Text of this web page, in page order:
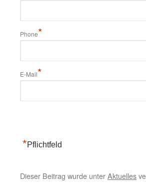
Phone*
E-Mail*
*Pflichtfeld
Dieser Beitrag wurde unterAktuelles